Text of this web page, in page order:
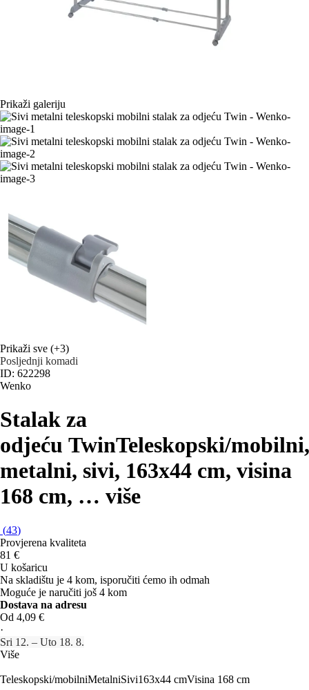
Prikaži galeriju
Prikaži sve (+3)
Posljednji komadi
ID: 622298
Wenko
Stalak za
odjeću TwinTeleskopski/mobilni,
metalni, sivi, 163x44 cm, visina
168 cm, … više
(43)
Provjerena kvaliteta
81 €
U košaricu
Na skladištu je 4 kom, isporučiti ćemo ih odmah
Moguće je naručiti još 4 kom
Dostava na adresu
Od 4,09 €
·
Sri 12. – Uto 18. 8.
Više
Teleskopski/mobilniMetalniSivi163x44 cmVisina 168 cm